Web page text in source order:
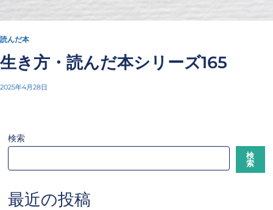
読んだ本
生き方・読んだ本シリーズ165
2025年4月28日
検索
検
索
最近の投稿